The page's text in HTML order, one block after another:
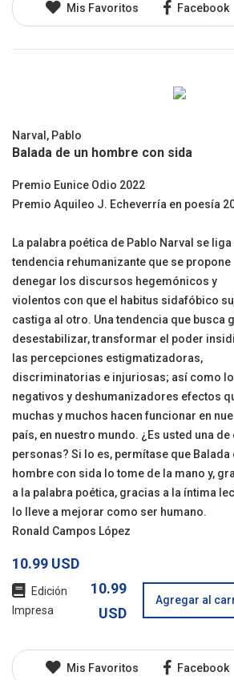
Mis Favoritos Facebook
Narval, Pablo
Balada de un hombre con sida
Premio Eunice Odio 2022
Premio Aquileo J. Echeverría en poesía
La palabra poética de Pablo Narval se liga
tendencia rehumanizante que se propone
denegar los discursos hegemónicos y
violentos con que el habitus sidafóbico
castiga al otro. Una tendencia que busca
desestabilizar, transformar el poder
las percepciones estigmatizadoras,
discriminatorias e injuriosas; así como
negativos y deshumanizadores efectos
muchas y muchos hacen funcionar en
país, en nuestro mundo. ¿Es usted una de
personas? Si lo es, permítase que Balada
hombre con sida lo tome de la mano y,
a la palabra poética, gracias a la íntima
lo lleve a mejorar como ser humano.
Ronald Campos López
10.99 USD
Edición
Impresa
10.99
USD
Agregar al
Mis Favoritos Facebook